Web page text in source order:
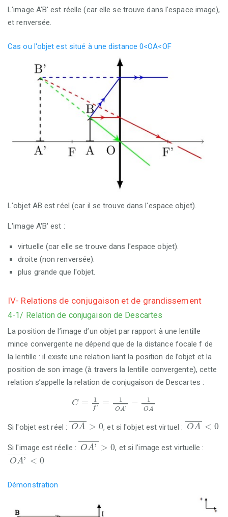
L'image A'B' est réelle (car elle se trouve dans l'espace image),
et renversée.
Cas ou l'objet est situé à une distance 0<OA<OF
L'objet AB est réel (car il se trouve dans l'espace objet).
L'image A'B' est :
virtuelle (car elle se trouve dans l'espace objet).
droite (non renversée).
plus grande que l'objet.
IV- Relations de conjugaison et de grandissement
4-1/ Relation de conjugaison de Descartes
La position de l’image d’un objet par rapport à une lentille
mince convergente ne dépend que de la distance focale f de
la lentille : il existe une relation liant la position de l’objet et la
position de son image (à travers la lentille convergente), cette
relation s’appelle la relation de conjugaison de Descartes :
C = 1
f' = 1
OA'
− 1
OA
C= = 1
Si l'objet est réel : OA > 0
OA>0
, et si l'objet est virtuel : OA < 0
OA<0
Si l'image est réelle : OA' > 0
OA'>0
, et si l'image est virtuelle :
OA' < 0
OA'<0
Démonstration